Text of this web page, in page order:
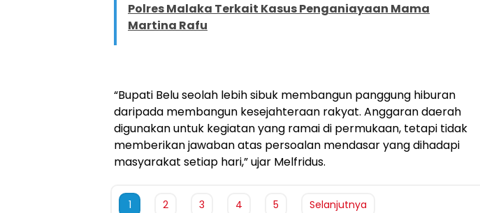
Polres Malaka Terkait Kasus Penganiayaan Mama
Martina Rafu
“Bupati Belu seolah lebih sibuk membangun panggung hiburan
daripada membangun kesejahteraan rakyat. Anggaran daerah
digunakan untuk kegiatan yang ramai di permukaan, tetapi tidak
memberikan jawaban atas persoalan mendasar yang dihadapi
masyarakat setiap hari,” ujar Melfridus.
1 2 3 4 5 Selanjutnya